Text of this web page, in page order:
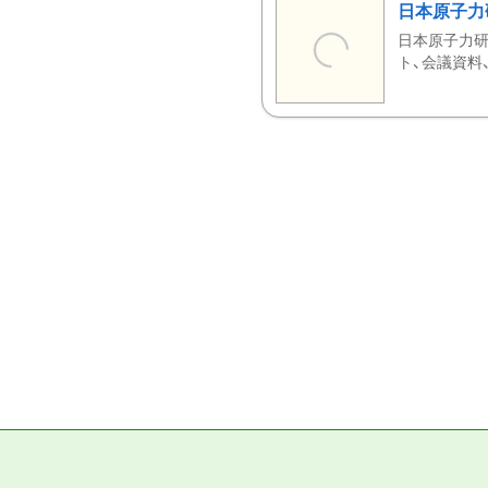
日本原子
日本原子力
ト、会議資